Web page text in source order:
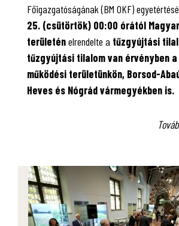
Főigazgatóságának (BM OKF)
25. (csütörtök) 00:00 órától
területénelrendelte a tűzgyújtási
tűzgyújtási tilalom van érvényben
működési területünkön, Borsod-
Heves és Nógrád vármegyékben is.